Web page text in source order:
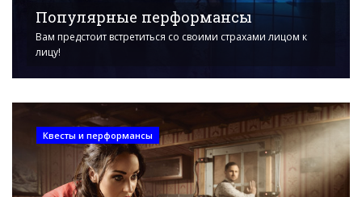
Популярные перформансы
Вам предстоит встретиться со своими страхами лицом к
лицу!
Квесты и перформансы